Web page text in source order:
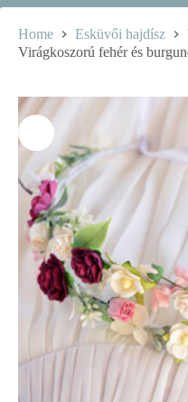
Home Esküvői hajdísz
Virágkoszorú fehér és